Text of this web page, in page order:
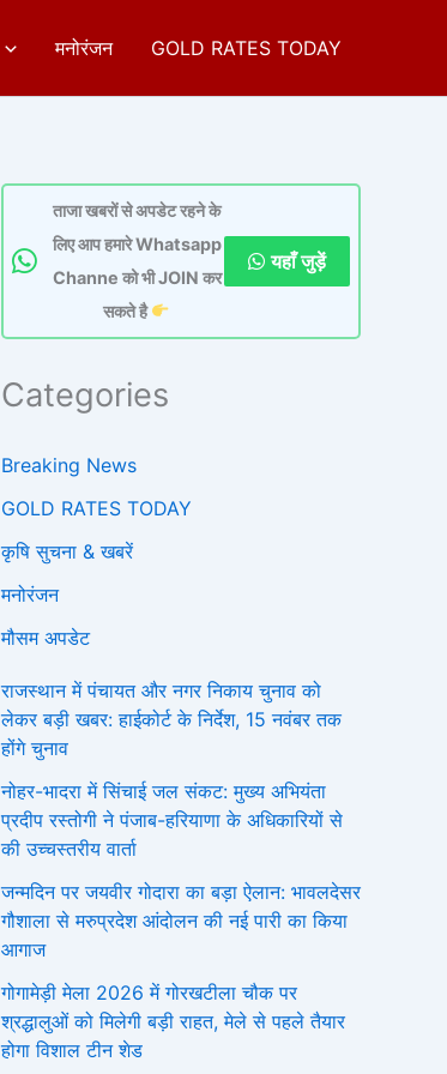
मनोरंजन GOLD RATES TODAY
ताजा खबरों से अपडेट रहने के
लिए आप हमारे Whatsapp
Channe को भी JOIN कर
सकते है
यहाँ जुड़ें
Categories
Breaking News
GOLD RATES TODAY
कृषि सुचना & खबरें
मनोरंजन
मौसम अपडेट
राजस्थान में पंचायत और नगर निकाय चुनाव को
लेकर बड़ी खबर: हाईकोर्ट के निर्देश, 15 नवंबर तक
होंगे चुनाव
नोहर-भादरा में सिंचाई जल संकट: मुख्य अभियंता
प्रदीप रस्तोगी ने पंजाब-हरियाणा के अधिकारियों से
की उच्चस्तरीय वार्ता
जन्मदिन पर जयवीर गोदारा का बड़ा ऐलान: भावलदेसर
गौशाला से मरुप्रदेश आंदोलन की नई पारी का किया
आगाज
गोगामेड़ी मेला 2026 में गोरखटीला चौक पर
श्रद्धालुओं को मिलेगी बड़ी राहत, मेले से पहले तैयार
होगा विशाल टीन शेड